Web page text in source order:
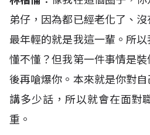
弟仔，因為都已經老化了、
最年輕的就是我這一輩。所
懂不懂？但我第一件事情是
後再嗆爆你。本來就是你對
講多少話，所以就會在面對
重。